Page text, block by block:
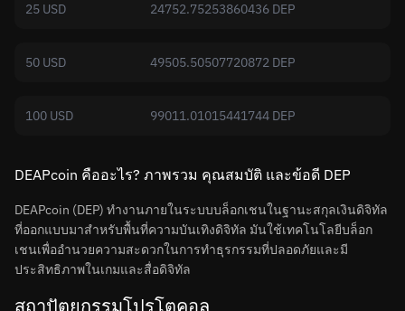
25 USD 24752.75253860436 DEP
50 USD 49505.50507720872 DEP
100 USD 99011.01015441744 DEP
DEAPcoin คืออะไร? ภาพรวม คุณสมบัติ และข้อดี DEP
DEAPcoin (DEP) ทำงานภายในระบบบล็อกเชนในฐานะสกุลเงินดิจิทัล
ที่ออกแบบมาสำหรับพื้นที่ความบันเทิงดิจิทัล มันใช้เทคโนโลยีบล็อก
เชนเพื่ออำนวยความสะดวกในการทำธุรกรรมที่ปลอดภัยและมี
ประสิทธิภาพในเกมและสื่อดิจิทัล
สถาปัตยกรรมโปรโตคอล